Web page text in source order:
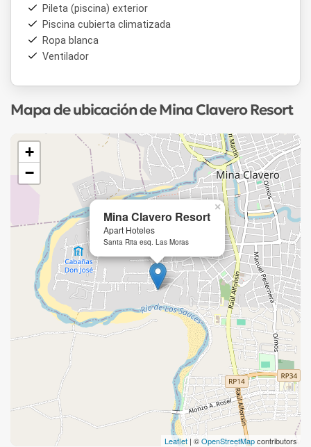
Pileta (piscina) exterior
Piscina cubierta climatizada
Ropa blanca
Ventilador
Mapa de ubicación de Mina Clavero Resort
Mina Clavero Resort
Apart Hoteles
Santa Rita esq. Las Moras
×
+
−
Leaflet | ©OpenStreetMapcontributors